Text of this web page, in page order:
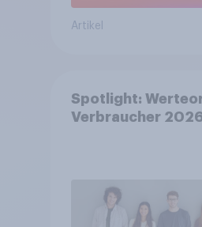
Artikel
Spotlight:
Verbraucher